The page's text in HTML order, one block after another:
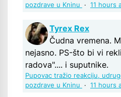
pozdrave u Kninu
· 11 hours
Tyrex Rex
Čudna vremena.
nejasno. PS-što bi vi
radova".... i suputnike.
Pupovac tražio reakciju,
pozdrave u Kninu
· 11 hours